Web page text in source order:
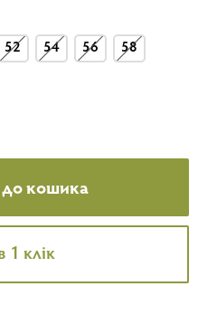
52 54 56
58
кошика
1 клік